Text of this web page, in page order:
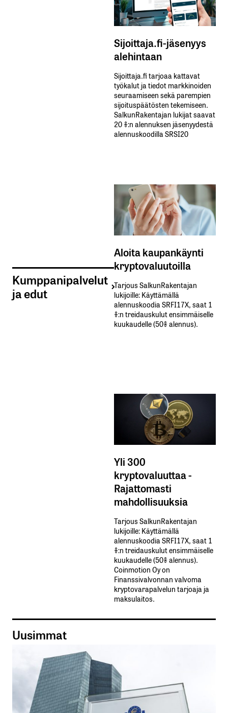
Kumppanipalvelut
ja edut
Sijoittaja.fi-jäsenyys
alehintaan
Sijoittaja.fi tarjoaa kattavat
työkalut ja tiedot markkinoiden
seuraamiseen sekä parempien
sijoituspäätösten tekemiseen.
SalkunRakentajan lukijat saavat
20 %:n alennuksen jäsenyydestä
alennuskoodilla SRSI20
Aloita kaupankäynti
kryptovaluutoilla
Tarjous SalkunRakentajan
lukijoille: Käyttämällä​ ​
alennuskoodia​ ​SRFI17X,​ ​saat​ ​1
%:n treidauskulut​ ​ensimmäiselle​ ​
kuukaudelle​ ​(50%​ ​alennus).
Yli 300
kryptovaluuttaa -
Rajattomasti
mahdollisuuksia
Tarjous SalkunRakentajan
lukijoille: Käyttämällä​ ​
alennuskoodia​ ​SRFI17X,​ ​saat​ ​1
%:n treidauskulut​ ​ensimmäiselle​ ​
kuukaudelle​ ​(50%​ ​alennus).
Coinmotion Oy on
Finanssivalvonnan valvoma
kryptovarapalvelun tarjoaja ja
maksulaitos.
Uusimmat